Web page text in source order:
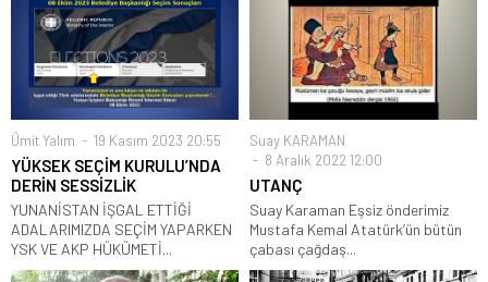
Ümit Yalım 19 Kasım 2023 20:55
YÜKSEK SEÇİM KURULU’NDA
DERİN SESSİZLİK
YUNANİSTAN İŞGAL ETTİĞİ
ADALARIMIZDA SEÇİM YAPARKEN
YSK VE AKP HÜKÜMETİ...
Suay KARAMAN
8 Aralık 2022 12:00
UTANÇ
Suay Karaman Eşsiz önderimiz
Mustafa Kemal Atatürk’ün bütün
çabası çağdaş...